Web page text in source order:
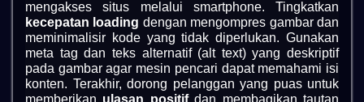
mengakses situs melalui smartphone. Tingkatkan
kecepatan loading dengan mengompres gambar dan
meminimalisir kode yang tidak diperlukan. Gunakan
meta tag dan teks alternatif (alt text) yang deskriptif
pada gambar agar mesin pencari dapat memahami isi
konten. Terakhir, dorong pelanggan yang puas untuk
memberikan ulasan positifdan membagikan tautan